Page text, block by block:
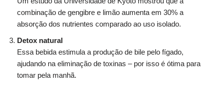
combinação de gengibre e limão aumenta em 30% a
absorção dos nutrientes comparado ao uso isolado.
Detox natural
Essa bebida estimula a produção de bile pelo fígado,
ajudando na eliminação de toxinas – por isso é ótima para
tomar pela manhã.